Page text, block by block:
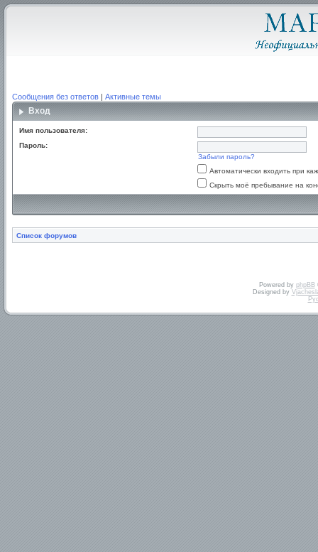
Сообщения без ответов | Активные темы
Вход
Имя пользователя:
Пароль:
Забыли пароль?
Автоматически входить при
Скрыть моё пребывание на
Список форумов
Powered by phpBB
Designed by